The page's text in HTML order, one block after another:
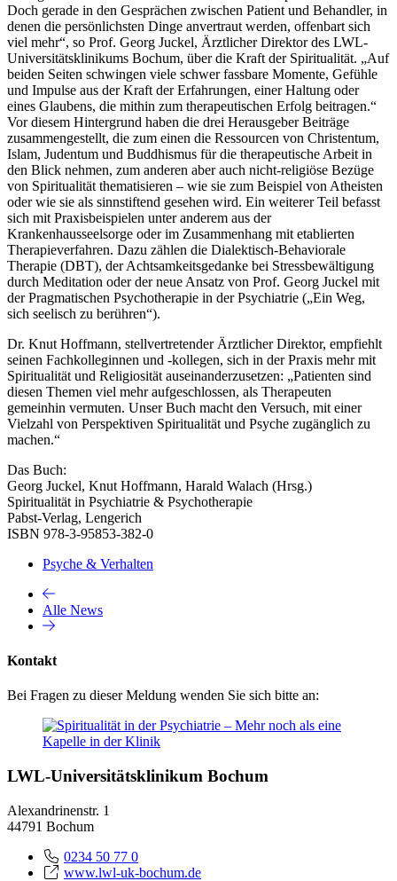
Doch gerade in den Gesprächen zwischen Patient und Behandler, in
denen die persönlichsten Dinge anvertraut werden, offenbart sich
viel mehr“, so Prof. Georg Juckel, Ärztlicher Direktor des LWL-
Universitätsklinikums Bochum, über die Kraft der Spiritualität. „Auf
beiden Seiten schwingen viele schwer fassbare Momente, Gefühle
und Impulse aus der Kraft der Erfahrungen, einer Haltung oder
eines Glaubens, die mithin zum therapeutischen Erfolg beitragen.“
Vor diesem Hintergrund haben die drei Herausgeber Beiträge
zusammengestellt, die zum einen die Ressourcen von Christentum,
Islam, Judentum und Buddhismus für die therapeutische Arbeit in
den Blick nehmen, zum anderen aber auch nicht-religiöse Bezüge
von Spiritualität thematisieren – wie sie zum Beispiel von Atheisten
oder wie sie als sinnstiftend gesehen wird. Ein weiterer Teil befasst
sich mit Praxisbeispielen unter anderem aus der
Krankenhausseelsorge oder im Zusammenhang mit etablierten
Therapieverfahren. Dazu zählen die Dialektisch-Behaviorale
Therapie (DBT), der Achtsamkeitsgedanke bei Stressbewältigung
durch Meditation oder der neue Ansatz von Prof. Georg Juckel mit
der Pragmatischen Psychotherapie in der Psychiatrie („Ein Weg,
sich seelisch zu berühren“).
Dr. Knut Hoffmann, stellvertretender Ärztlicher Direktor, empfiehlt
seinen Fachkolleginnen und -kollegen, sich in der Praxis mehr mit
Spiritualität und Religiosität auseinanderzusetzen: „Patienten sind
diesen Themen viel mehr aufgeschlossen, als Therapeuten
gemeinhin vermuten. Unser Buch macht den Versuch, mit einer
Vielzahl von Perspektiven Spiritualität und Psyche zugänglich zu
machen.“
Das Buch:
Georg Juckel, Knut Hoffmann, Harald Walach (Hrsg.)
Spiritualität in Psychiatrie & Psychotherapie
Pabst-Verlag, Lengerich
ISBN 978-3-95853-382-0
Psyche & Verhalten
Alle News
Kontakt
Bei Fragen zu dieser Meldung wenden Sie sich bitte an:
LWL-Universitätsklinikum Bochum
Alexandrinenstr. 1
44791 Bochum
0234 50 77 0
www.lwl-uk-bochum.de